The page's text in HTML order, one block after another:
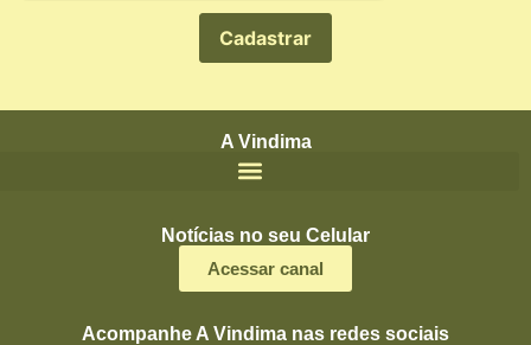
A Vindima
Notícias no seu Celular
Acessar canal
Acompanhe A Vindima nas redes sociais